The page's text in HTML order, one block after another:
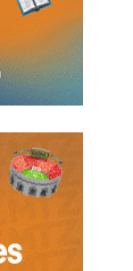
Asuntos
afirmó
la
golfo
de Ormuz